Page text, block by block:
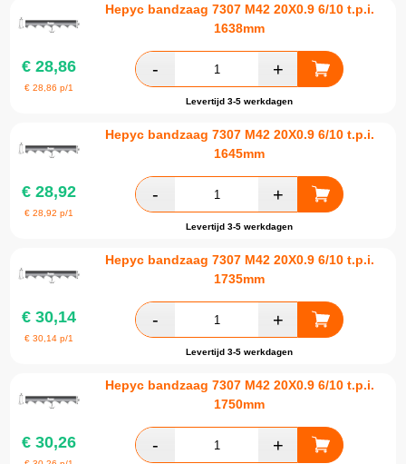
Hepyc bandzaag 7307 M42 20X0.9 6/10 t.p.i.
1638mm
€ 28,86
€28,86 p/1
Levertijd 3-5 werkdagen
Hepyc bandzaag 7307 M42 20X0.9 6/10 t.p.i.
1645mm
€ 28,92
€28,92 p/1
Levertijd 3-5 werkdagen
Hepyc bandzaag 7307 M42 20X0.9 6/10 t.p.i.
1735mm
€ 30,14
€30,14 p/1
Levertijd 3-5 werkdagen
Hepyc bandzaag 7307 M42 20X0.9 6/10 t.p.i.
1750mm
€ 30,26